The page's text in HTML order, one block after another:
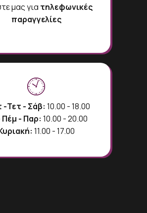
μας για τηλεφωνικές
παραγγελίες
-Τετ - Σάβ: 10.00 - 18.00
Πέμ - Παρ: 10.00 - 20.00
11.00 - 17.00